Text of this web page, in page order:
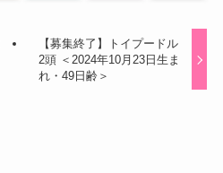
【募集終了】トイプードル
2頭 ＜2024年10月23日生ま
れ・49日齢＞